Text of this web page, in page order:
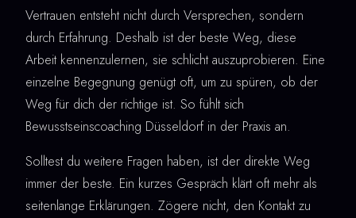
Vertrauen entsteht nicht durch Versprechen, sondern
durch Erfahrung. Deshalb ist der beste Weg, diese
Arbeit kennenzulernen, sie schlicht auszuprobieren. Eine
einzelne Begegnung genügt oft, um zu spüren, ob der
Weg für dich der richtige ist. So fühlt sich
Bewusstseinscoaching Düsseldorf in der Praxis an.
Solltest du weitere Fragen haben, ist der direkte Weg
immer der beste. Ein kurzes Gespräch klärt oft mehr als
seitenlange Erklärungen. Zögere nicht, den Kontakt zu